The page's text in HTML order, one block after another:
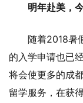
明年赴美，
随着2018暑
的入学申请也已
将会使更多的成
留学服务，在获